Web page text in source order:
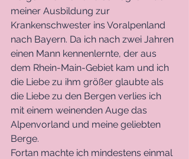
meiner Ausbildung zur
Krankenschwester ins Voralpenland
nach Bayern. Da ich nach zwei Jahren
einen Mann kennenlernte, der aus
dem Rhein-Main-Gebiet kam und ich
die Liebe zu ihm größer glaubte als
die Liebe zu den Bergen verlies ich
mit einem weinenden Auge das
Alpenvorland und meine geliebten
Berge.
Fortan machte ich mindestens einmal